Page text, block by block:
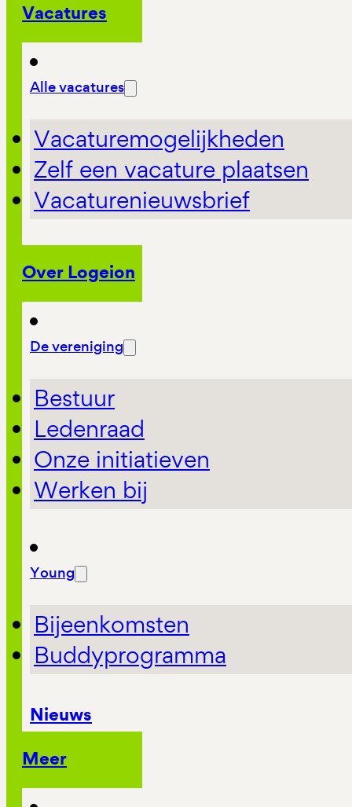
Vacatures
Alle vacatures
Vacaturemogelijkheden
Zelf een vacature plaatsen
Vacaturenieuwsbrief
Over Logeion
De vereniging
Bestuur
Ledenraad
Onze initiatieven
Werken bij
Young
Bijeenkomsten
Buddyprogramma
Nieuws
Meer